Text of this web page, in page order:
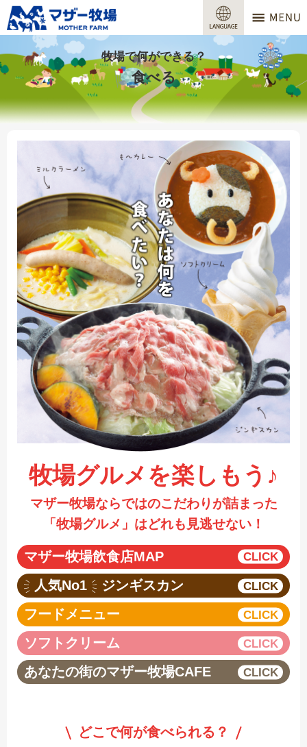
営業時間
料金
交通アクセス
サービスガイド
牧場で何ができる？
場内マップ
おすすめコース
団体プラン
採用情報
牧場で何ができる？
食べる
牧場グルメを楽しもう♪
マザー牧場ならではのこだわりが詰まった
「牧場グルメ」はどれも見逃せない！
マザー牧場飲食店MAP
人気No1
ジンギスカン
フードメニュー
ソフトクリーム
あなたの街のマザー牧場CAFE
どこで何が食べられる？